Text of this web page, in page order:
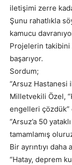
iletişimi zerre
Şunu rahatlıkla
kamucu
Projelerin takibini
başarıyor.
Sordum;
“Arsuz Hastanesi
Milletvekili Özel,
engelleri çözdük”
“Arsuz’a 50
tamamlamış
Bir ayrıntıyı daha
“Hatay, deprem